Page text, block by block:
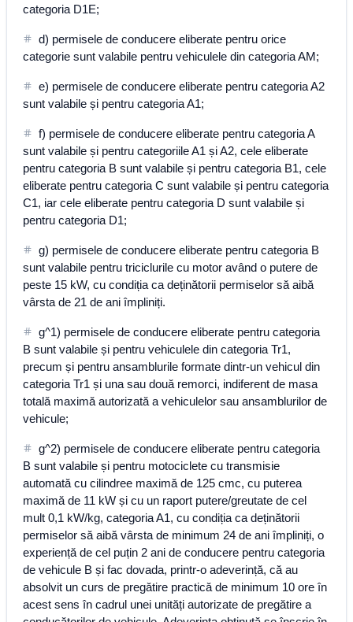
categoria D1E;
d) permisele de conducere eliberate pentru orice
categorie sunt valabile pentru vehiculele din categoria AM;
e) permisele de conducere eliberate pentru categoria A2
sunt valabile și pentru categoria A1;
f) permisele de conducere eliberate pentru categoria A
sunt valabile și pentru categoriile A1 și A2, cele eliberate
pentru categoria B sunt valabile și pentru categoria B1, cele
eliberate pentru categoria C sunt valabile și pentru categoria
C1, iar cele eliberate pentru categoria D sunt valabile și
pentru categoria D1;
g) permisele de conducere eliberate pentru categoria B
sunt valabile pentru triciclurile cu motor având o putere de
peste 15 kW, cu condiția ca deținătorii permiselor să aibă
vârsta de 21 de ani împliniți.
g^1) permisele de conducere eliberate pentru categoria
B sunt valabile și pentru vehiculele din categoria Tr1,
precum și pentru ansamblurile formate dintr-un vehicul din
categoria Tr1 și una sau două remorci, indiferent de masa
totală maximă autorizată a vehiculelor sau ansamblurilor de
vehicule;
g^2) permisele de conducere eliberate pentru categoria
B sunt valabile și pentru motociclete cu transmisie
automată cu cilindree maximă de 125 cmc, cu puterea
maximă de 11 kW și cu un raport putere/greutate de cel
mult 0,1 kW/kg, categoria A1, cu condiția ca deținătorii
permiselor să aibă vârsta de minimum 24 de ani împliniți, o
experiență de cel puțin 2 ani de conducere pentru categoria
de vehicule B și fac dovada, printr-o adeverință, că au
absolvit un curs de pregătire practică de minimum 10 ore în
acest sens în cadrul unei unități autorizate de pregătire a